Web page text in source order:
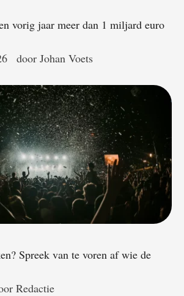
vorig jaar meer dan 1 miljard euro
door Johan Voets
Spreek van te voren af wie de
Redactie